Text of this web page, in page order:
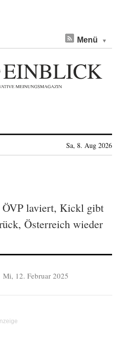
Menü
Sa, 8. Aug 2026
laviert, Kickl gibt
Österreich wieder
Mi, 12. Februar 2025